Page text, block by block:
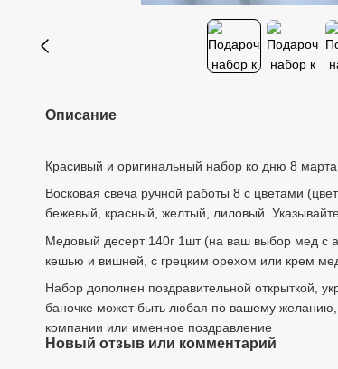
Описание
Красивый и оригинальный набор ко дню 8
Восковая свеча ручной работы 8 с цветами
бежевый, красный, желтый, лиловый.
Медовый десерт 140г 1шт (на ваш выбор мед с
кешью и вишней, с грецким орехом или крем
Набор дополнен поздравительной открыткой,
баночке может быть любая по вашему желанию,
компании или именное поздравление
Новый отзыв или комментарий